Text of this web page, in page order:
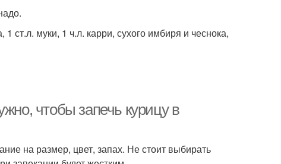
ст.л. муки, 1 ч.л. карри, сухого имбиря и чеснока,
чтобы запечь курицу в
на размер, цвет, запах. Не стоит выбирать